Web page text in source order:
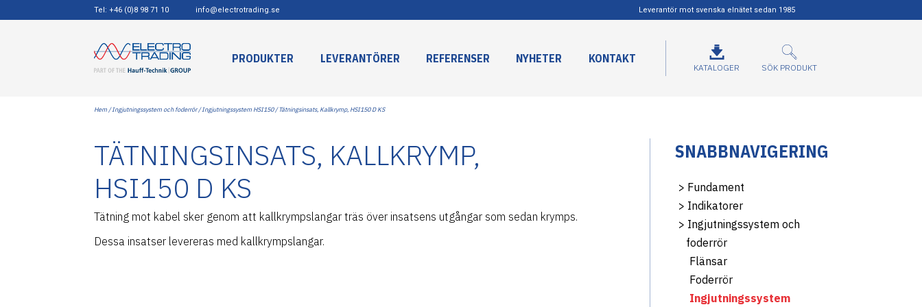
Tel: +46 (0)8 98 71 10 info@electrotrading.se Leverantör mot svenska elnätet sedan 1985
PRODUKTER LEVERANTÖRER REFERENSER NYHETER KONTAKT
KATALOGER SÖK PRODUKT
Hem /Ingjutningssystem och foderrör/Ingjutningssystem HSI150/ Tätningsinsats, Kallkrymp, HSI150 D KS
TÄTNINGSINSATS, KALLKRYMP,
HSI150 D KS
Tätning mot kabel sker genom att kallkrympslangar träs över insatsens utgångar som sedan krymps.
Dessa insatser levereras med kallkrympslangar.
SNABBNAVIGERING
> Fundament
> Indikatorer
> Ingjutningssystem och
foderrör
Flänsar
Foderrör
Ingjutningssystem